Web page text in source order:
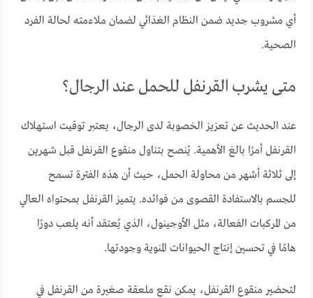
أي مشروب جديد ضمن النظام الغذائي لضمان ملاءمته لحالة الفرد
الصحية.
متى يشرب القرنفل للحمل عند الرجال؟
عند الحديث عن تعزيز الخصوبة لدى الرجال، يعتبر توقيت استهلاك
القرنفل أمرًا بالغ الأهمية. يُنصح بتناول منقوع القرنفل قبل شهرين
إلى ثلاثة أشهر من محاولة الحمل، حيث أن هذه الفترة تسمح
للجسم بالاستفادة القصوى من فوائده. يتميز القرنفل بمحتواه العالي
من المركبات الفعالة، مثل الأوجينول، الذي يُعتقد أنه يلعب دورًا
هامًا في تحسين إنتاج الحيوانات المنوية وجودتها.
لتحضير منقوع القرنفل، يمكن نقع ملعقة صغيرة من القرنفل في